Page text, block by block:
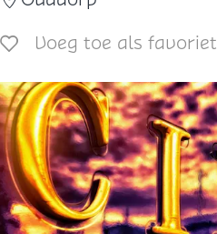
-
S
a
f
a
r
i
Voeg toe als favoriet